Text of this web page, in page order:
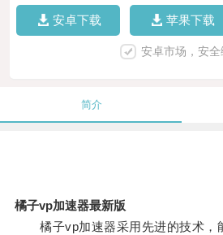
安卓下载 苹果下载
安卓市场，安全
简介
橘子vp加速器最新版
橘子vp加速器采用先进的技术，